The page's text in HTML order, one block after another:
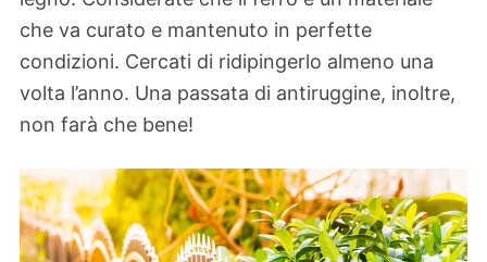
che va curato e mantenuto in perfette
condizioni. Cercati di ridipingerlo almeno una
volta l’anno. Una passata di antiruggine, inoltre,
non farà che bene!